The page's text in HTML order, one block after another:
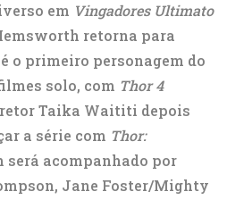
em Vingadores Ultimato
retorna para
o primeiro personagem do
solo, com Thor 4
Taika Waititi depois
a série com Thor:
acompanhado por
Jane Foster/Mighty